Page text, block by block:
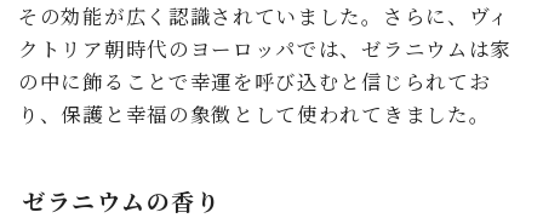
その効能が広く認識されていました。さらに、ヴィ
クトリア朝時代のヨーロッパでは、ゼラニウムは家
の中に飾ることで幸運を呼び込むと信じられてお
り、保護と幸福の象徴として使われてきました。
ゼラニウムの香り